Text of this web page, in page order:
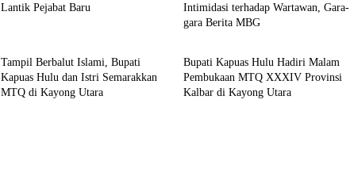
Lantik Pejabat Baru
Intimidasi terhadap Wartawan, Gara-
gara Berita MBG
Tampil Berbalut Islami, Bupati
Kapuas Hulu dan Istri Semarakkan
MTQ di Kayong Utara
Bupati Kapuas Hulu Hadiri Malam
Pembukaan MTQ XXXIV Provinsi
Kalbar di Kayong Utara